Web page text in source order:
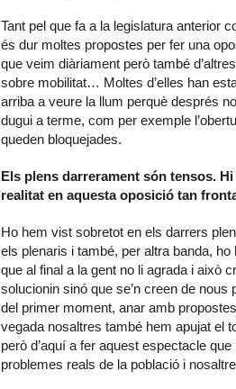
Tant pel que fa a la legislatura anterior
és dur moltes propostes per fer una
que veim diàriament però també
sobre mobilitat… Moltes d’elles han
arriba a veure la llum perquè després
dugui a terme, com per exemple
queden bloquejades.
Els plens darrerament són tensos.
realitat en aquesta oposició tan
Ho hem vist sobretot en els darrers
els plenaris i també, per altra banda,
que al final a la gent no li agrada i això
solucionin sinó que se’n creen de
del primer moment, anar amb
vegada nosaltres també hem apujat el
però d’aquí a fer aquest espectacle
problemes reals de la població i